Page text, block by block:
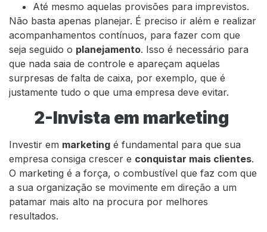
Até mesmo aquelas provisões para imprevistos.
Não basta apenas planejar. É preciso ir além e realizar
acompanhamentos contínuos, para fazer com que
seja seguido o planejamento. Isso é necessário para
que nada saia de controle e apareçam aquelas
surpresas de falta de caixa, por exemplo, que é
justamente tudo o que uma empresa deve evitar.
2-Invista em marketing
Investir em marketing é fundamental para que sua
empresa consiga crescer e conquistar mais clientes.
O marketing é a força, o combustível que faz com que
a sua organização se movimente em direção a um
patamar mais alto na procura por melhores
resultados.